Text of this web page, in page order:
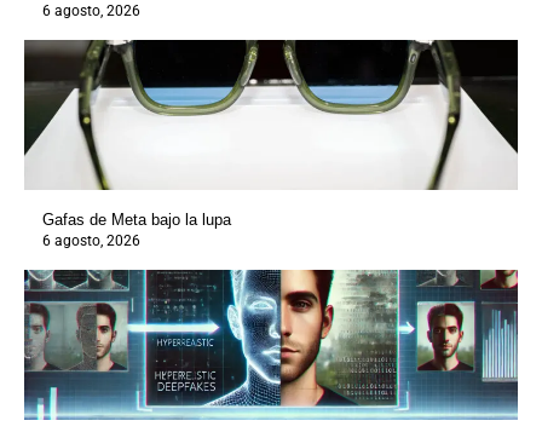
6 agosto, 2026
Gafas de Meta bajo la lupa
6 agosto, 2026